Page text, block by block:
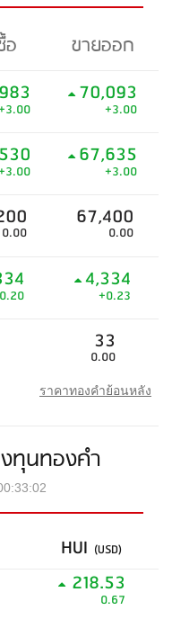
อ
ขายออก
70,093
+3.00
67,635
+3.00
0.00
67,400
0.00
4,334
+0.23
33
0.00
ราคาทองคำย้อนหลัง
ทุนทองคำ
HUI (USD)
218.53
0.67